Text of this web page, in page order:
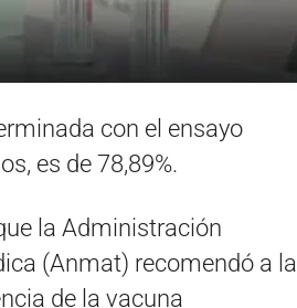
con el ensayo
es de 78,89%.
la Administración
(Anmat) recomendó a la
de la vacuna